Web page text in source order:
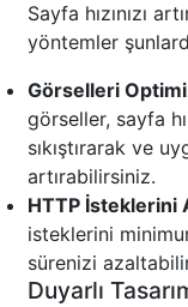
Sayfa hızınızı
yöntemler
Görselleri
görseller, sayfa
sıkıştırarak ve
artırabilirsiniz.
HTTP İsteklerini
isteklerini
sürenizi
Duyarlı